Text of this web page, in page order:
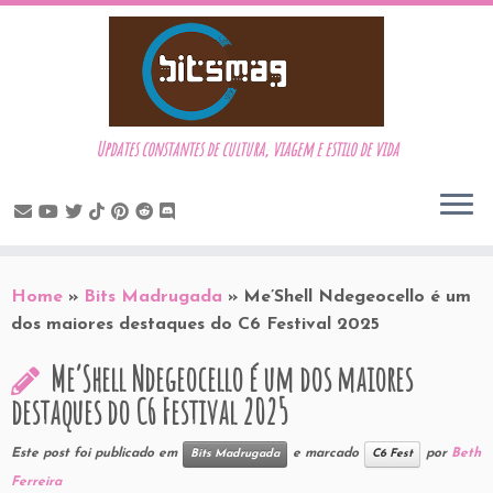
to
content
Updates constantes de cultura, viagem e estilo de vida
Home » Bits Madrugada » Me’Shell Ndegeocello é um
dos maiores destaques do C6 Festival 2025
Me’Shell Ndegeocello é um dos maiores
destaques do C6 Festival 2025
Este post foi publicado em Bits Madrugada e marcado C6 Fest por Beth
Ferreira